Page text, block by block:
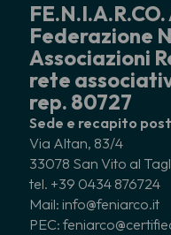
FE.N.I.A.R.CO.
Federazione
Associazioni
rete
rep. 80727
Sede e recapito
Via Altan, 83/4
33078 San Vito al
tel. +39 0434 876724
Mail: info@feniarco.it
PEC: